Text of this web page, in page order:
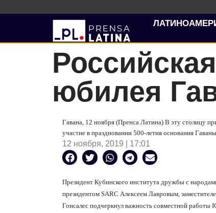
юбилея
Гавана, 12 ноября (Пренса Латина) В эту столицу
участие в праздновании 500-летия основания
12 ноября, 2019 | 17:01
Президент Кубинского института дружбы с
президентом SARC Алексеем Лавровым,
Гонсалес подчеркнул важность совместной работы